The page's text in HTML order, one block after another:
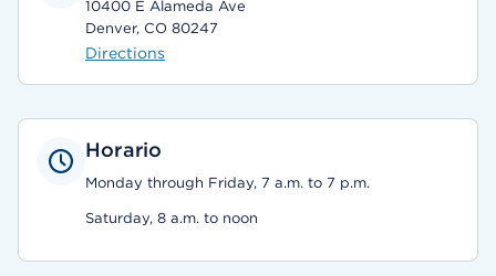
10400 E Alameda Ave
Denver, CO 80247
Directions
Horario
Monday through Friday, 7 a.m. to 7 p.m.
Saturday, 8 a.m. to noon